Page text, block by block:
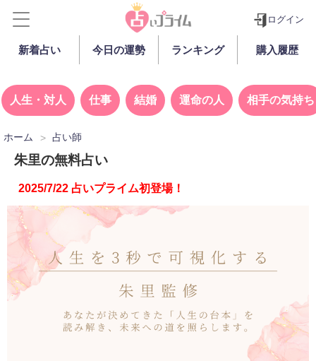
ログイン
新着占い 今日の運勢 ランキング 購入履歴
人生・対人 仕事 結婚 運命の人 相手の気持ち
ホーム 占い師
朱里の無料占い
2025/7/22 占いプライム初登場！